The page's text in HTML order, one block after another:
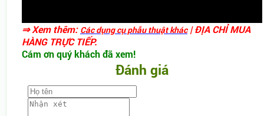
⇒ Xem thêm: Cácdụng cụ phẫu thuật khác| ĐỊA CHỈ MUA
HÀNG TRỰC TIẾP.
Cám ơn quý khách đã xem!
Đánh giá